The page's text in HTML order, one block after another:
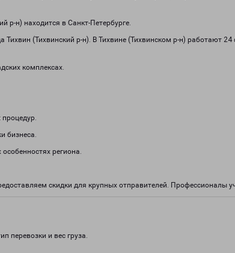
р-н) находится в Санкт-Петербурге.
Тихвин (Тихвинский р-н). В Тихвине (Тихвинском р-н) работают
комплексах.
бизнеса.
региона.
скидки для крупных отправителей. Профессионалы
перевозки и вес груза.